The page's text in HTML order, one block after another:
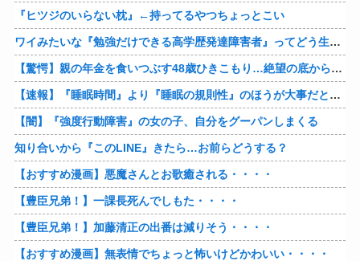
『ヒツジのいらない枕』←持ってるやつちょっとこい
ワイみたいな『勉強だけできる高学歴発達障害者』ってどう生きたらいいんや？
【驚愕】親の年金を食いつぶす48歳ひきこもり…絶望の底から家族を救ったのは『障害基礎年金』だった
【速報】『睡眠時間』より『睡眠の規則性』のほうが大事だと判明
【闇】『強度行動障害』の女の子、自分をグーパンしまくる
知り合いから『このLINE』きたら…お前らどうする？
【おすすめ漫画】悪魔さんとお歌癒される・・・・
【豊臣兄弟！】一課長死んでしもた・・・・
【豊臣兄弟！】加藤清正の出番は減りそう・・・・
【おすすめ漫画】無表情でちょっと怖いけどかわいい・・・・